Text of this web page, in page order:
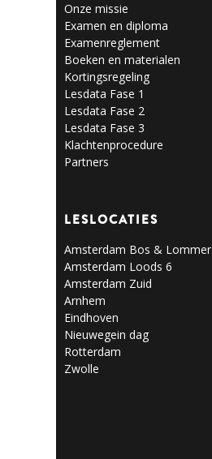
Onze missie
Examen en diploma
Examenreglement
Boeken en materialen
Kortingsregeling
Lesdata Fase 1
Lesdata Fase 2
Lesdata Fase 3
Klachtenprocedure
Partners
LESLOCATIES
Amsterdam Bos & Lommer
Amsterdam Loods 6
Amsterdam Zuid
Arnhem
Eindhoven
Nieuwegein dag
Rotterdam
Zwolle